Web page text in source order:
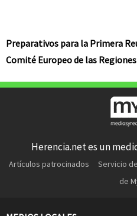
Preparativos para la Primera
Comité Europeo de las
Herencia.net es un
Artículos patrocinados Servicio
de